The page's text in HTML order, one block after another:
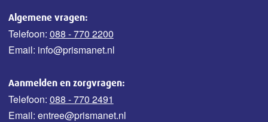
Algemene vragen:
Telefoon: 088 - 770 2200
Email: info@prismanet.nl
Aanmelden en zorgvragen:
Telefoon: 088 - 770 2491
Email: entree@prismanet.nl